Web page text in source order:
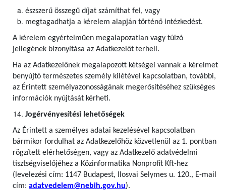
észszerű összegű díjat számíthat fel, vagy
megtagadhatja a kérelem alapján történő intézkedést.
A kérelem egyértelműen megalapozatlan vagy túlzó
jellegének bizonyítása az Adatkezelőt terheli.
Ha az Adatkezelőnek megalapozott kétségei vannak a kérelmet
benyújtó természetes személy kilétével kapcsolatban, további,
az Érintett személyazonosságának megerősítéséhez szükséges
információk nyújtását kérheti.
Jogérvényesítési lehetőségek
Az Érintett a személyes adatai kezelésével kapcsolatban
bármikor fordulhat az Adatkezelőhöz közvetlenül az 1. pontban
rögzített elérhetőségen, vagy az Adatkezelő adatvédelmi
tisztségviselőjéhez a Közinformatika Nonprofit Kft-hez
(levelezési cím: 1147 Budapest, Ilosvai Selymes u. 120., E-mail
cím: adatvedelem@nebih.gov.hu).